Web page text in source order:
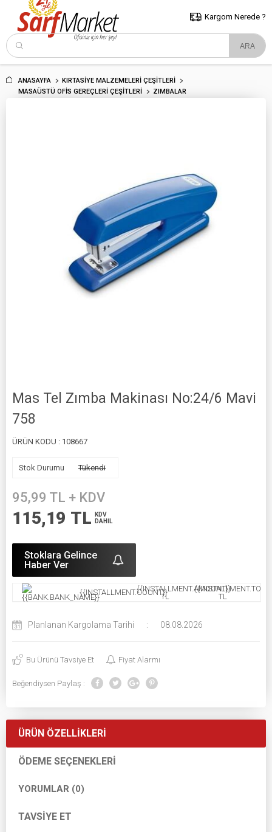
5000 TL ve Üzeri Alışverişlerde İstanbul İçi Kargo Bedava!
ve Trakya İçin Tıklayın..
Kargom Nerede ?
ANASAYFA
KIRTASIYE MALZEMELERI ÇEŞITLERI
MASAÜSTÜ OFIS GEREÇLERI ÇEŞITLERI
ZIMBALAR
Mas Tel Zımba Makinası No:24/6 Mavi
758
ÜRÜN KODU : 108667
Stok Durumu Tükendi
95,99 TL + KDV
115,19 TL
KDV
DAHİL
Stoklara Gelince
Haber Ver
{{INSTALLMENT.COUNT}}{{INSTALLMENT.AMOUNT}}
TL
TL
Planlanan Kargolama Tarihi : 08.08.2026
Bu Ürünü Tavsiye Et Fiyat Alarmı
Beğendiysen Paylaş :
ÜRÜN ÖZELLIKLERI
ÖDEME SEÇENEKLERI
YORUMLAR (0)
TAVSIYE ET